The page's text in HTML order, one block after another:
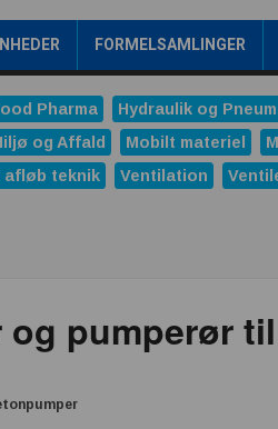
FORMELSAMLINGER
Pharma Hydraulik og
og Affald Mobilt materiel
afløb teknik Ventilation
og pumperør til